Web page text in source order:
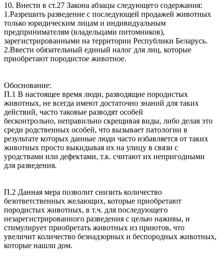
10. Внести в ст.27 Закона абзацы следующего содержания:
1.Разрешить разведение с последующей продажей животных
только юридическим лицам и индивидуальным
предпринимателям (владельцами питомников),
зарегистрированными на территории Республики Беларусь.
2.Ввести обязательный единый налог для лиц, которые
приобретают породистое животное.
Обоснование:
П.1 В настоящее время люди, разводящие породистых
животных, не всегда имеют достаточно знаний для таких
действий, часто таковые разводят особей
бесконтрольно, неправильно скрещивая виды, либо делая это
среди родственных особей, что вызывает патологии в
результате которых данные люди часто избавляется от таких
животных просто выкидывая их на улицу в связи с
уродствами или дефектами, т.к. считают их непригодными
для разведения.
П.2 Данная мера позволит снизить количество
безответственных желающих, которые приобретают
породистых животных, в т.ч. для последующего
незарегистрированного разведения с целью наживы, и
стимулирует приобретать животных из приютов, что
увеличит количество безнадзорных и беспородных животных,
которые нашли дом.